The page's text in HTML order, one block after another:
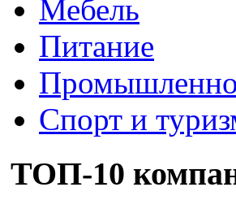
Мебель
Питание
Спорт и
ТОП-10